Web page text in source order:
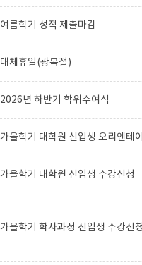
여름학기 성적 제출마감
대체휴일(광복절)
2026년 하반기 학위수여식
가을학기 대학원 신입생 오리엔테
가을학기 대학원 신입생 수강신청
가을학기 학사과정 신입생 수강신청